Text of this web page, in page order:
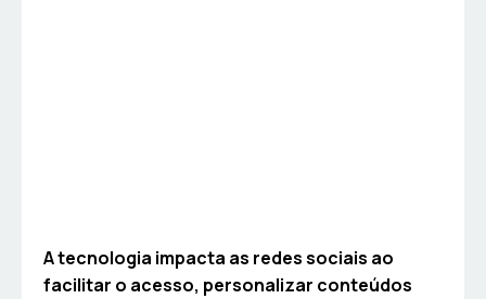
A tecnologia impacta as redes sociais ao
facilitar o acesso, personalizar conteúdos